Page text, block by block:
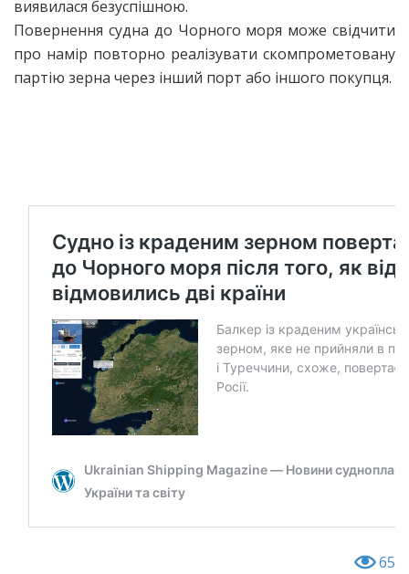
виявилася безуспішною.
Повернення судна до Чорного моря може свідчити
про намір повторно реалізувати скомпрометовану
партію зерна через інший порт або іншого покупця.
65